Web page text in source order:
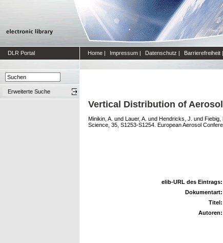
DLR Portal Home | Impressum | Datenschutz | Barrierefreiheit |
Erweiterte Suche
Vertical Distribution of
Minikin, A. und Lauer, A. und Hendricks, J. und Fiebig,
Science, 35, S1253-S1254. European Aerosol
elib-URL des Eintrags:
Dokumentart:
Titel:
Autoren: